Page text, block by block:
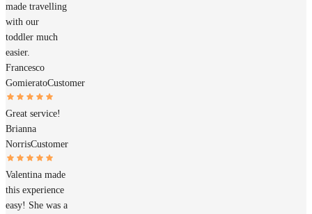
made travelling
with our
toddler much
easier.
Francesco
GomieratoCustomer
Great service!
Brianna
NorrisCustomer
Valentina made
this experience
easy! She was a